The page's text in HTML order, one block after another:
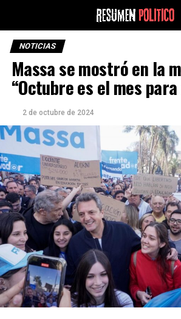
NOTICIAS
Massa se mostró en la
“Octubre es el mes
2 de octubre de 2024